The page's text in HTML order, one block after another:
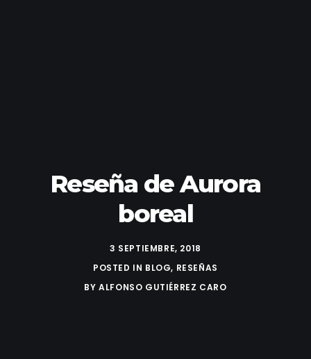
Reseña de Aurora
boreal
3 SEPTIEMBRE, 2018
POSTED IN BLOG, RESEÑAS
BYALFONSO GUTIÉRREZ CARO